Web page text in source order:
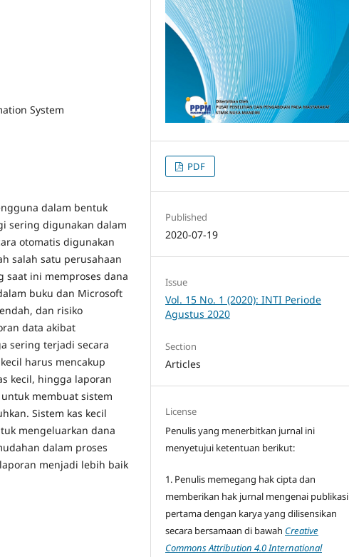
System
dalam bentuk
sering digunakan dalam
otomatis digunakan
salah satu perusahaan
saat ini memproses dana
buku dan Microsoft
dan risiko
data akibat
sering terjadi secara
harus mencakup
kecil, hingga laporan
membuat sistem
Sistem kas kecil
mengeluarkan dana
dalam proses
menjadi lebih baik
PDF
Published
2020-07-19
Issue
Vol. 15 No. 1 (2020): INTI Periode
Agustus 2020
Section
Articles
License
Penulis yang menerbitkan jurnal ini
menyetujui ketentuan berikut:
1. Penulis memegang hak cipta dan
memberikan hak jurnal mengenai publikasi
pertama dengan karya yang dilisensikan
secara bersamaan di bawah Creative
Commons Attribution 4.0 International